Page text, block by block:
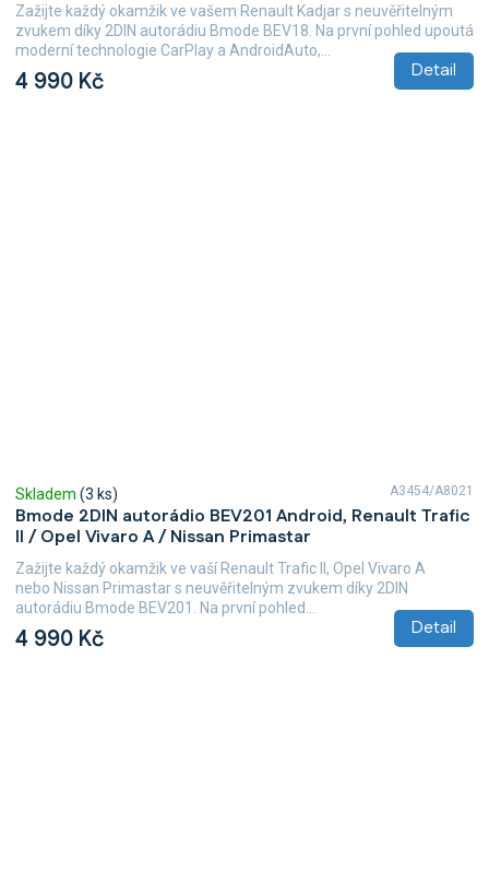
4 990 Kč Detail
Zažijte každý okamžik ve vašem Renault Kadjar s neuvěřitelným
zvukem díky 2DIN autorádiu Bmode BEV18. Na první pohled upoutá
moderní technologie CarPlay a AndroidAuto,...
Bmode 2DIN autorádio BEV201 Android, Renault Trafic
II / Opel Vivaro A / Nissan Primastar
Skladem (3 ks)
4 990 Kč Detail
Zažijte každý okamžik ve vaší Renault Trafic II, Opel Vivaro A
nebo Nissan Primastar s neuvěřitelným zvukem díky 2DIN
autorádiu Bmode BEV201. Na první pohled...
A3454/A8021